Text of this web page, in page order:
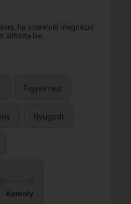
ha szeretnél megnézni
állította be.
Figyelmes
Nyugodt
Komoly